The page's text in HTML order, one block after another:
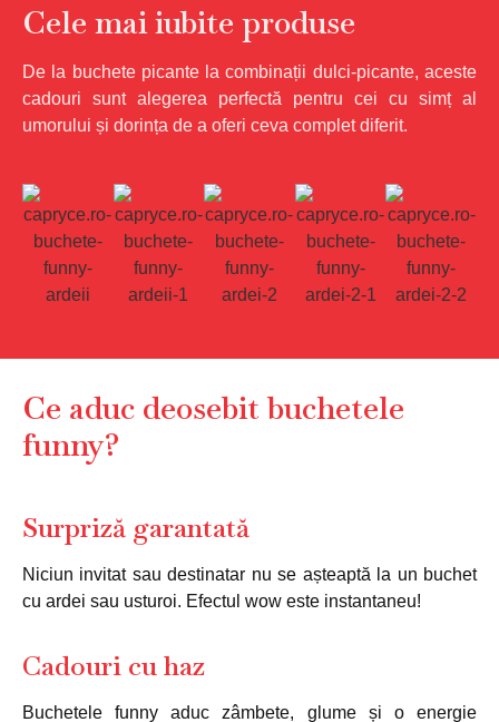
Cele mai iubite produse
De la buchete picante la combinații dulci-picante, aceste
cadouri sunt alegerea perfectă pentru cei cu simț al
umorului și dorința de a oferi ceva complet diferit.
Ce aduc deosebit buchetele
funny?
Surpriză garantată
Niciun invitat sau destinatar nu se așteaptă la un buchet
cu ardei sau usturoi. Efectul wow este instantaneu!
Cadouri cu haz
Buchetele funny aduc zâmbete, glume și o energie